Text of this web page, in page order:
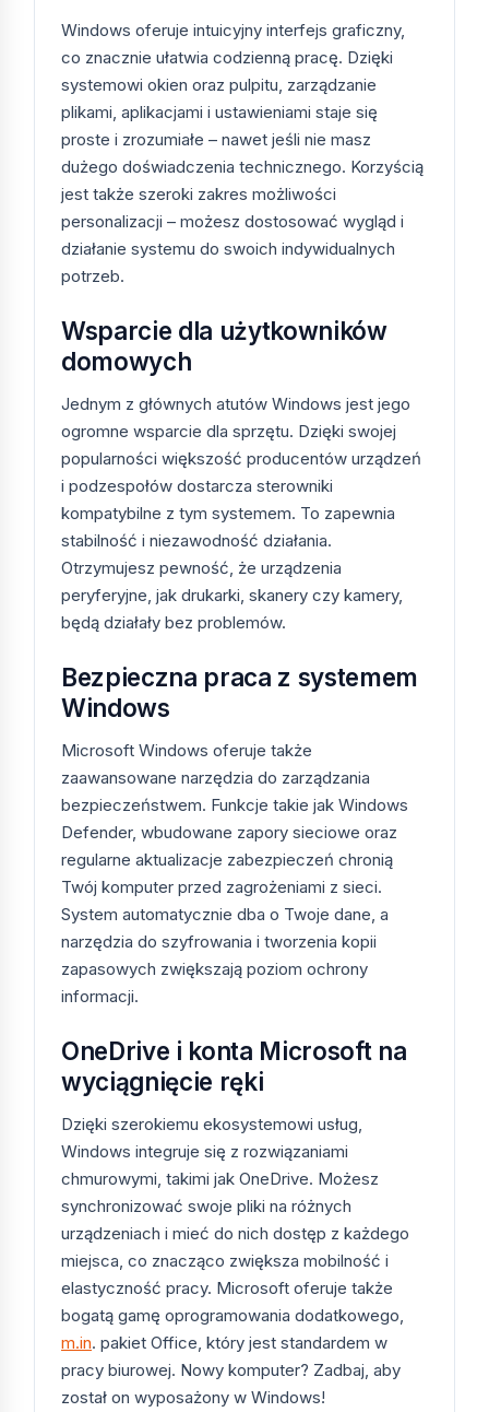
Standard 16
Core
Microsoft
Windows 11
Enterprise
486,99
zł
Duże firmy,
infrastruktura
zarządzana
Windows 10
ESU — Rok 1
(2025-2026)
251,22
zł
Przedłużone
aktualizacje
bezpieczeństwa
Windows 10
(2026-2027)
bezpieczeństwa
licencję?
Komputer domowy:wybierz Windows 11
Home (lub Windows 10 Home jeśli sprzęt nie
spełnia wymagań Windows 11).
Laptop firmowy:Windows 11/10 Pro —
wsparcieBitLocker, dołączanie do domeny.
Korporacja:Windows 11/10 Enterprise — pełne
narzędzia zarządzania.
(Essentials/Standard/Datacenter) z
odpowiednią liczbą CAL.
Stary komputer z Windows 10:
Windows 10 ESU na lata 2025–2028.
Aktywacja i dostawa
Wybierz produkt i dodaj do koszyka.
Zapłać za pomocą Przelewy24, BLIK, karty,
Apple Pay lub Google Pay.
W ciągu kilku minut otrzymasz e-mailem klucz
aktywacyjny, link do instalatora i instrukcję w
języku polskim.
Faktura VAT zostanie przesłana na ten sam
adres e-mail.
pomoc.kluczesoft.pl.
Dlaczego warto kupić w
KluczeSoft?
Zamawiając w KluczeSoft otrzymujesz
oryginalną licencję Microsoft, fakturę VAT 23%
wystawianą przez Selected Supply Sp. z o.o.
(NIP 7272834817, KRS 0000765817), certyfikat
autentyczności oraz polskojęzyczne wsparcie
techniczne. Sklep posiada certyfikat Trusted
Shops. Wszystkie zamówienia obsługujemy
zgodnie z przepisami prawa polskiego i
Dyrektywą UsedSoft (orzeczenie TSUE C-
Windows oferuje intuicyjny interfejs graficzny,
co znacznie ułatwia codzienną pracę. Dzięki
systemowi okien oraz pulpitu, zarządzanie
plikami, aplikacjami i ustawieniami staje się
proste i zrozumiałe – nawet jeśli nie masz
dużego doświadczenia technicznego. Korzyścią
jest także szeroki zakres możliwości
personalizacji – możesz dostosować wygląd i
działanie systemu do swoich indywidualnych
potrzeb.
Wsparcie dla użytkowników
domowych
Jednym z głównych atutów Windows jest jego
ogromne wsparcie dla sprzętu. Dzięki swojej
popularności większość producentów urządzeń
i podzespołów dostarcza sterowniki
kompatybilne z tym systemem. To zapewnia
stabilność i niezawodność działania.
Otrzymujesz pewność, że urządzenia
peryferyjne, jak drukarki, skanery czy kamery,
będą działały bez problemów.
Bezpieczna praca z systemem
Windows
Microsoft Windows oferuje także
zaawansowane narzędzia do zarządzania
bezpieczeństwem. Funkcje takie jak Windows
Defender, wbudowane zapory sieciowe oraz
regularne aktualizacje zabezpieczeń chronią
Twój komputer przed zagrożeniami z sieci.
System automatycznie dba o Twoje dane, a
narzędzia do szyfrowania i tworzenia kopii
zapasowych zwiększają poziom ochrony
informacji.
OneDrive i konta Microsoft na
wyciągnięcie ręki
Dzięki szerokiemu ekosystemowi usług,
Windows integruje się z rozwiązaniami
chmurowymi, takimi jak OneDrive. Możesz
synchronizować swoje pliki na różnych
urządzeniach i mieć do nich dostęp z każdego
miejsca, co znacząco zwiększa mobilność i
elastyczność pracy. Microsoft oferuje także
bogatą gamę oprogramowania dodatkowego,
m.in. pakiet Office, który jest standardem w
pracy biurowej. Nowy komputer? Zadbaj, aby
został on wyposażony w Windows!